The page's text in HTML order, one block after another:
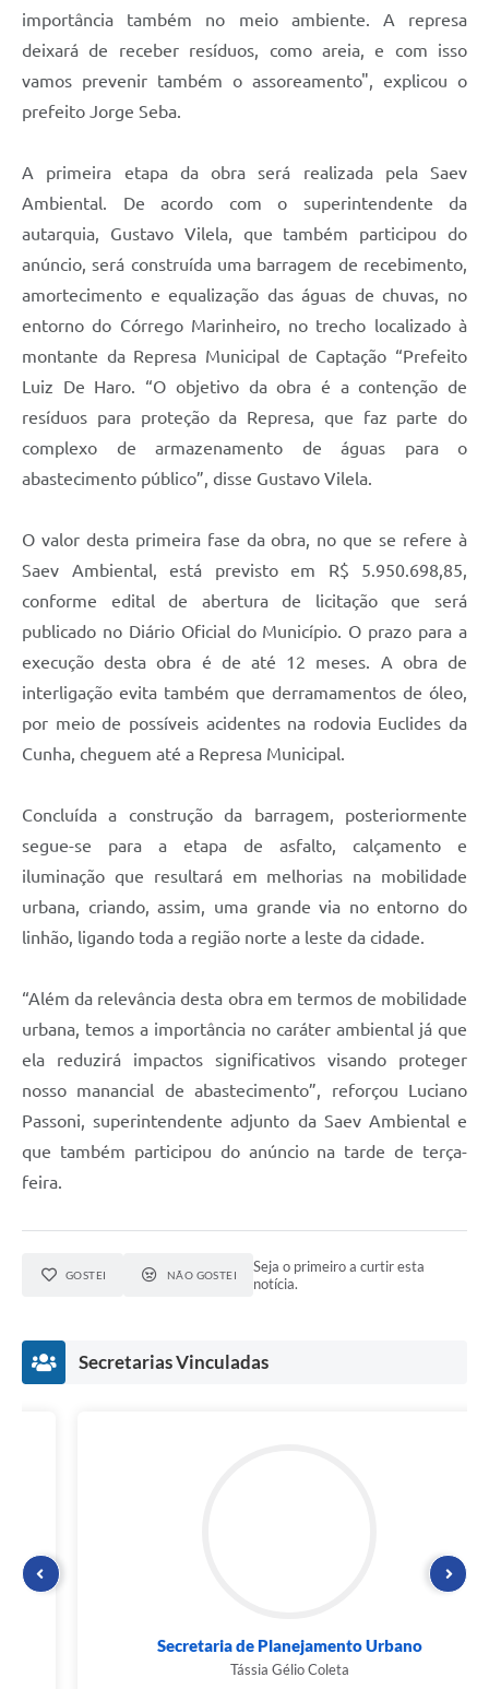
importância também no meio ambiente. A represa
deixará de receber resíduos, como areia, e com isso
vamos prevenir também o assoreamento", explicou o
prefeito Jorge Seba.
A primeira etapa da obra será realizada pela Saev
Ambiental. De acordo com o superintendente da
autarquia, Gustavo Vilela, que também participou do
anúncio, será construída uma barragem de recebimento,
amortecimento e equalização das águas de chuvas, no
entorno do Córrego Marinheiro, no trecho localizado à
montante da Represa Municipal de Captação “Prefeito
Luiz De Haro. “O objetivo da obra é a contenção de
resíduos para proteção da Represa, que faz parte do
complexo de armazenamento de águas para o
abastecimento público”, disse Gustavo Vilela.
O valor desta primeira fase da obra, no que se refere à
Saev Ambiental, está previsto em R$ 5.950.698,85,
conforme edital de abertura de licitação que será
publicado no Diário Oficial do Município. O prazo para a
execução desta obra é de até 12 meses. A obra de
interligação evita também que derramamentos de óleo,
por meio de possíveis acidentes na rodovia Euclides da
Cunha, cheguem até a Represa Municipal.
Concluída a construção da barragem, posteriormente
segue-se para a etapa de asfalto, calçamento e
iluminação que resultará em melhorias na mobilidade
urbana, criando, assim, uma grande via no entorno do
linhão, ligando toda a região norte a leste da cidade.
“Além da relevância desta obra em termos de mobilidade
urbana, temos a importância no caráter ambiental já que
ela reduzirá impactos significativos visando proteger
nosso manancial de abastecimento”, reforçou Luciano
Passoni, superintendente adjunto da Saev Ambiental e
que também participou do anúncio na tarde de terça-
feira.
GOSTEI NÃO GOSTEI
Seja o primeiro a curtir esta
notícia.
Secretarias Vinculadas
Secretaria de Planejamento Urbano
Tássia Gélio Coleta